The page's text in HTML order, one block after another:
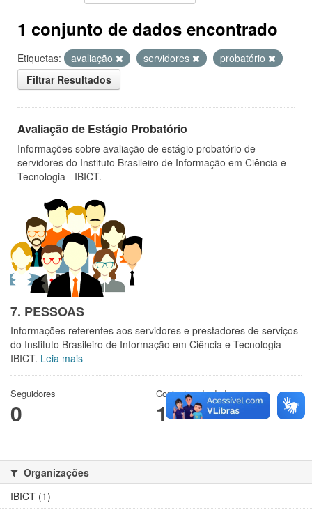
1 conjunto de dados encontrado
Etiquetas: avaliação servidores
probatório
Filtrar Resultados
Avaliação de Estágio Probatório
Informações sobre avaliação de estágio probatório de
servidores do Instituto Brasileiro de Informação em Ciência e
Tecnologia - IBICT.
7. PESSOAS
Informações referentes aos servidores e prestadores de serviços
do Instituto Brasileiro de Informação em Ciência e Tecnologia -
IBICT. Leia mais
Seguidores
0
Conjuntos de dados
1
Organizações
IBICT (1)